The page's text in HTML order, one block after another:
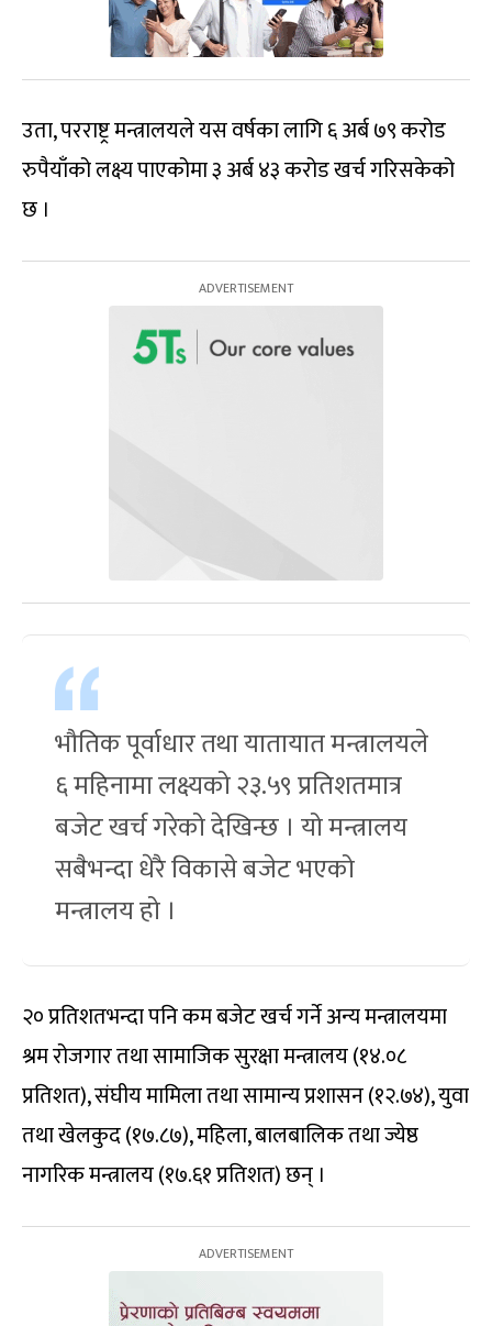
उता, परराष्ट्र मन्त्रालयले यस वर्षका लागि ६ अर्ब ७९ करोड
रुपैयाँको लक्ष्य पाएकोमा ३ अर्ब ४३ करोड खर्च गरिसकेको
छ ।
भौतिक पूर्वाधार तथा यातायात मन्त्रालयले
६ महिनामा लक्ष्यको २३.५९ प्रतिशतमात्र
बजेट खर्च गरेको देखिन्छ । यो मन्त्रालय
सबैभन्दा धेरै विकासे बजेट भएको
मन्त्रालय हो ।
२० प्रतिशतभन्दा पनि कम बजेट खर्च गर्ने अन्य मन्त्रालयमा
श्रम रोजगार तथा सामाजिक सुरक्षा मन्त्रालय (१४.०८
प्रतिशत), संघीय मामिला तथा सामान्य प्रशासन (१२.७४), युवा
तथा खेलकुद (१७.८७), महिला, बालबालिक तथा ज्येष्ठ
नागरिक मन्त्रालय (१७.६१ प्रतिशत) छन् ।